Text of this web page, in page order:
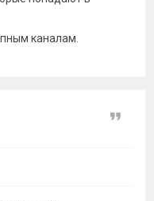
каналам.
Цитата